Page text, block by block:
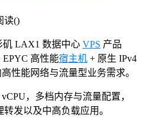
读()
矶 LAX1 数据中心 VPS 产品
EPYC 高性能宿主机 + 原生 IPv4
性能网络与流量型业务需求。
，多档内存与流量配置，
发以及中高负载应用。